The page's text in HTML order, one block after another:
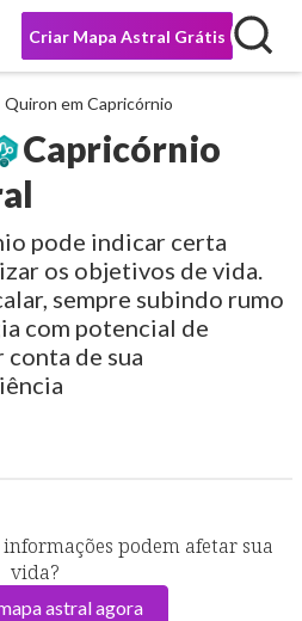
Criar Mapa Astral Grátis
Quiron em Capricórnio
Capricórnio
pode indicar certa
os objetivos de vida.
sempre subindo rumo
com potencial de
de sua
informações podem afetar sua
vida?
astral agora